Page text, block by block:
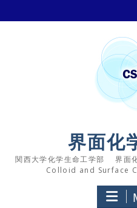
to
界面化
関西大学化学生命工学部 界
Colloid and Surface